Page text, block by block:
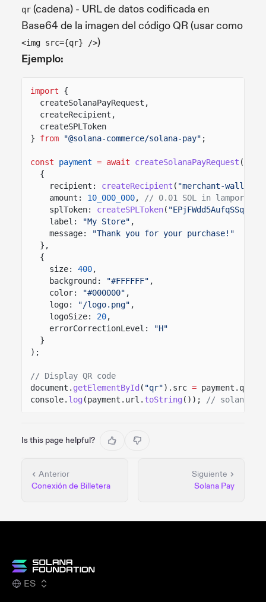
qr (cadena) - URL de datos codificada en
Base64 de la imagen del código QR (usar como
<img src={qr} />)
Ejemplo:
import
{
createSolanaPayRequest,
createRecipient,
createSPLToken
}
from "@solana-commerce/solana-pay" ;
const payment = await createSolanaPayRequest (
{
recipient:
createRecipient ( "merchant-wallet-
amount:
10_000_000,
// 0.01 SOL in lamports
splToken:
createSPLToken(
label:
"My Store" ,
message:
"Thank you for your purchase!"
},
{
size:
400,
background:
"#FFFFFF" ,
color:
"#000000" ,
logo:
"/logo.png" ,
logoSize:
20,
errorCorrectionLevel:
"H"
}
);
// Display QR code
document. getElementById ( "qr").src = payment.qr;
console. log (payment.url. toString ()); //
Is this page helpful?
Anterior
Conexión de Billetera
Siguiente
Solana Pay
ES